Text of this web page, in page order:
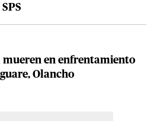
en enfrentamiento
Olancho